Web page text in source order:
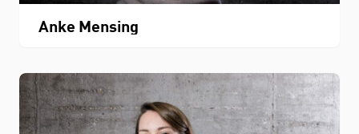
Anke Mensing